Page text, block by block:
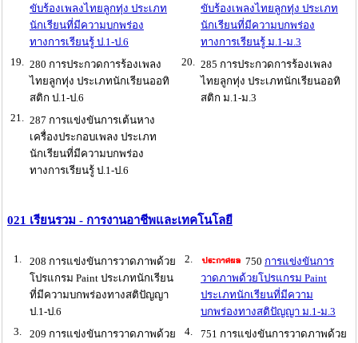
ขับร้องเพลงไทยลูกทุ่ง ประเภท
นักเรียนที่มีความบกพร่อง
ทางการเรียนรู้ ป.1-ป.6
ขับร้องเพลงไทยลูกทุ่ง ประเภท
นักเรียนที่มีความบกพร่อง
ทางการเรียนรู้ ม.1-ม.3
19.
280 การประกวดการร้องเพลง
ไทยลูกทุ่ง ประเภทนักเรียนออทิ
สติก ป.1-ป.6
20.
285 การประกวดการร้องเพลง
ไทยลูกทุ่ง ประเภทนักเรียนออทิ
สติก ม.1-ม.3
21.
287 การแข่งขันการเต้นหาง
เครื่องประกอบเพลง ประเภท
นักเรียนที่มีความบกพร่อง
ทางการเรียนรู้ ป.1-ป.6
021 เรียนรวม - การงานอาชีพและเทคโนโลยี
1.
208 การแข่งขันการวาดภาพด้วย
โปรแกรม Paint ประเภทนักเรียน
ที่มีความบกพร่องทางสติปัญญา
ป.1-ป.6
2. 750 การแข่งขันการ
วาดภาพด้วยโปรแกรม Paint
ประเภทนักเรียนที่มีความ
บกพร่องทางสติปัญญา ม.1-ม.3
3.
209 การแข่งขันการวาดภาพด้วย
4.
751 การแข่งขันการวาดภาพด้วย